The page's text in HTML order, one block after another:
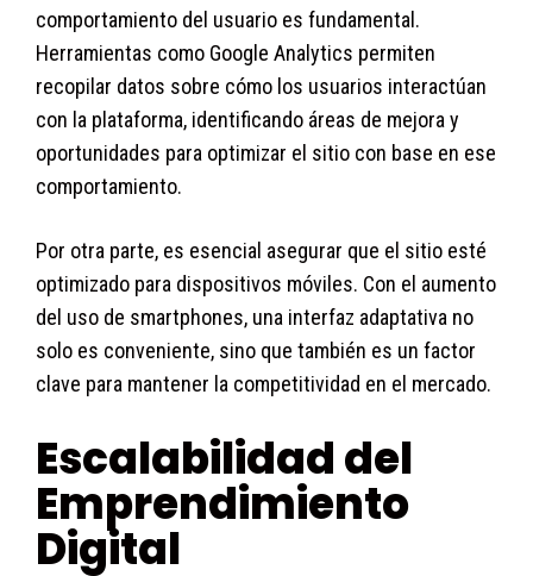
comportamiento del usuario es fundamental.
Herramientas como Google Analytics permiten
recopilar datos sobre cómo los usuarios interactúan
con la plataforma, identificando áreas de mejora y
oportunidades para optimizar el sitio con base en ese
comportamiento.
Por otra parte, es esencial asegurar que el sitio esté
optimizado para dispositivos móviles. Con el aumento
del uso de smartphones, una interfaz adaptativa no
solo es conveniente, sino que también es un factor
clave para mantener la competitividad en el mercado.
Escalabilidad del
Emprendimiento
Digital